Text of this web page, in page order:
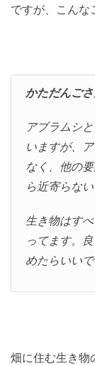
ですが、こん
かただんご
アブラムシ
いますが、
なく、他の
ら近寄らな
生き物はす
ってます。
めたらいいで
畑に住む生き物